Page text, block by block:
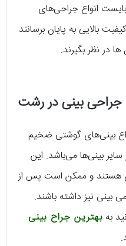
انواع جراحی‌های
بالایی به پایان برسانند
در نظر بگیرند.
بینی در رشت
بینی‌های گوشتی ضخیم
بینی‌ها می‌باشد. این
هستند و ممکن است پس از
بینی نیز داشته باشند.
به بهترین جراح بینی